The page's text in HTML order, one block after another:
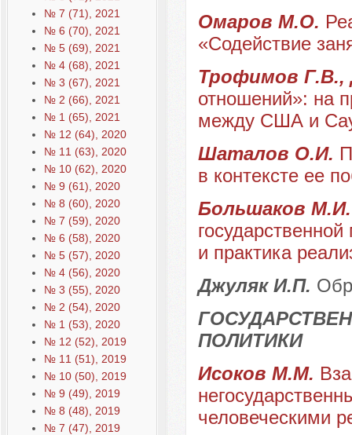
№ 7 (71), 2021
№ 6 (70), 2021
№ 5 (69), 2021
№ 4 (68), 2021
№ 3 (67), 2021
№ 2 (66), 2021
№ 1 (65), 2021
№ 12 (64), 2020
№ 11 (63), 2020
№ 10 (62), 2020
№ 9 (61), 2020
№ 8 (60), 2020
№ 7 (59), 2020
№ 6 (58), 2020
№ 5 (57), 2020
№ 4 (56), 2020
№ 3 (55), 2020
№ 2 (54), 2020
№ 1 (53), 2020
№ 12 (52), 2019
№ 11 (51), 2019
№ 10 (50), 2019
№ 9 (49), 2019
№ 8 (48), 2019
№ 7 (47), 2019
Омаров М.О.
«Содействие
Трофимов
отношений»: на
между США и
Шаталов О.И.
в контексте ее
Большаков
и практика
Джуляк И.П.
ПОЛИТИКИ
Исоков М.М.
человеческими